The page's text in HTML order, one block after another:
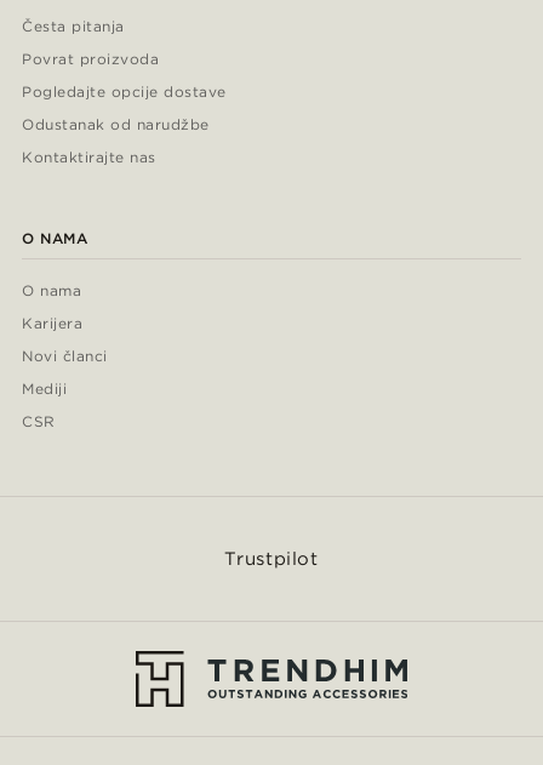
Česta pitanja
Povrat proizvoda
Pogledajte opcije dostave
Odustanak od narudžbe
Kontaktirajte nas
O NAMA
O nama
Karijera
Novi članci
Mediji
CSR
Trustpilot